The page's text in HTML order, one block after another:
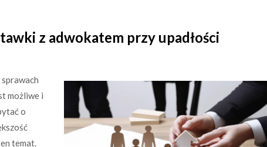
z adwokatem przy upadłości
możliwe i
o
temat.